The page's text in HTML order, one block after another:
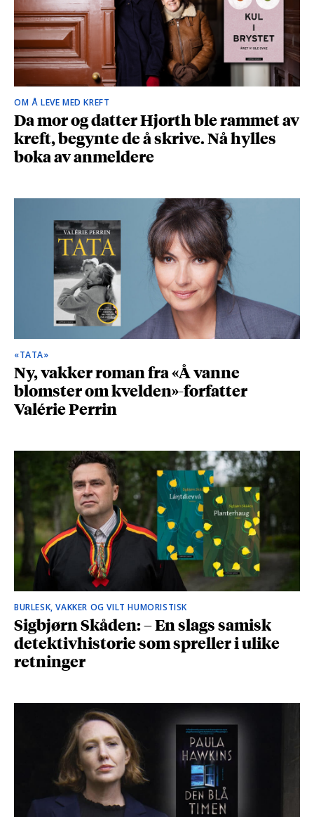
OM Å LEVE MED KREFT
Da mor og datter Hjorth ble rammet av
kreft, begynte de å skrive. Nå hylles
boka av anmeldere
«TATA»
Ny, vakker roman fra «Å vanne
blomster om kvelden»-forfatter
Valérie Perrin
BURLESK, VAKKER OG VILT HUMORISTISK
Sigbjørn Skåden: – En slags samisk
detektivhistorie som spreller i ulike
retninger